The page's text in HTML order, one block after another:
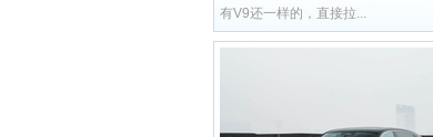
有V9还一样的，直接拉...